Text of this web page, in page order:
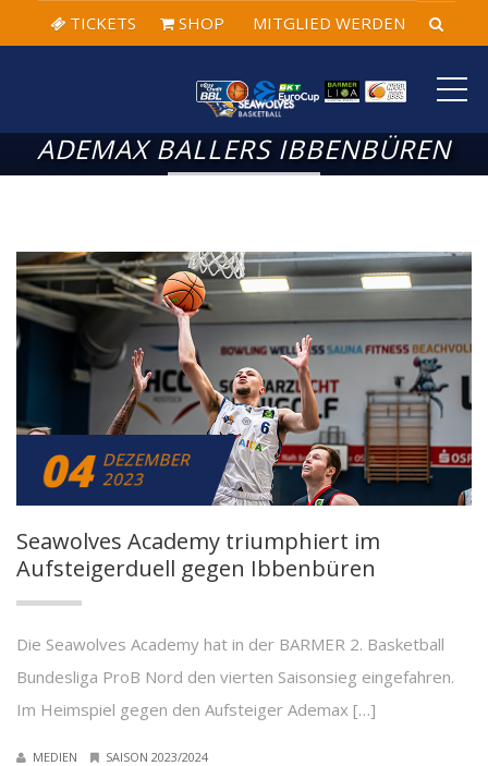
TICKETS SHOP MITGLIED WERDEN
ADEMAX BALLERS IBBENBÜREN
04 DEZEMBER
2023
Seawolves Academy triumphiert im
Aufsteigerduell gegen Ibbenbüren
Die Seawolves Academy hat in der BARMER 2. Basketball
Bundesliga ProB Nord den vierten Saisonsieg eingefahren.
Im Heimspiel gegen den Aufsteiger Ademax […]
MEDIEN SAISON 2023/2024